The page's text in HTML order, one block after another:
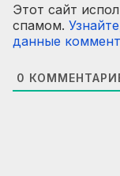
Этот сайт
спамом.
данные
0